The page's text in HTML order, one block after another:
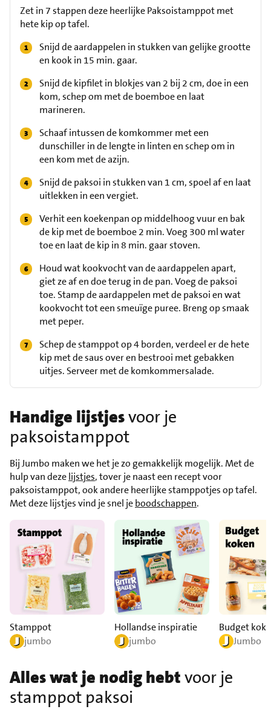
Zet in 7 stappen deze heerlijke Paksoistamppot met
hete kip op tafel.
Snijd de aardappelen in stukken van gelijke grootte
en kook in 15 min. gaar.
Snijd de kipfilet in blokjes van 2 bij 2 cm, doe in een
kom, schep om met de boemboe en laat
marineren.
Schaaf intussen de komkommer met een
dunschiller in de lengte in linten en schep om in
een kom met de azijn.
Snijd de paksoi in stukken van 1 cm, spoel af en laat
uitlekken in een vergiet.
Verhit een koekenpan op middelhoog vuur en bak
de kip met de boemboe 2 min. Voeg 300 ml water
toe en laat de kip in 8 min. gaar stoven.
Houd wat kookvocht van de aardappelen apart,
giet ze af en doe terug in de pan. Voeg de paksoi
toe. Stamp de aardappelen met de paksoi en wat
kookvocht tot een smeuïge puree. Breng op smaak
met peper.
Schep de stamppot op 4 borden, verdeel er de hete
kip met de saus over en bestrooi met gebakken
uitjes. Serveer met de komkommersalade.
Handige lijstjesvoor je
paksoistamppot
Bij Jumbo maken we het je zo gemakkelijk mogelijk. Met de
hulp van dezelijstjes, tover je naast een recept voor
paksoistamppot, ook andere heerlijke stamppotjes op tafel.
Met deze lijstjes vind je snel jeboodschappen.
Stamppot
jumbo
Hollandse inspiratie
jumbo
Budget
Jumbo
Alles wat je nodig hebtvoor je
stamppot paksoi